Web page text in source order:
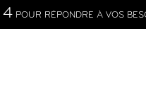
4POUR RÉPONDRE À VOS